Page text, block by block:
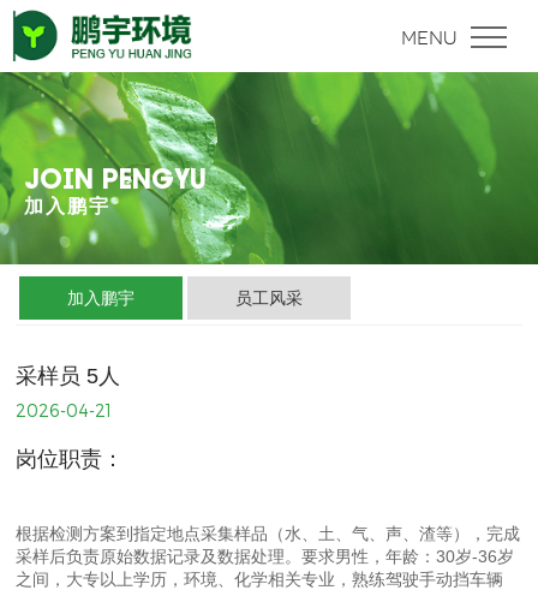
JOIN PENGYU
加入鹏宇
加入鹏宇 员工风采
采样员 5人
2026-04-21
岗位职责：
根据检测方案到指定地点采集样品（水、土、气、声、渣等），完成
采样后负责原始数据记录及数据处理。要求男性，年龄：30岁-36岁
之间，大专以上学历，环境、化学相关专业，熟练驾驶手动挡车辆